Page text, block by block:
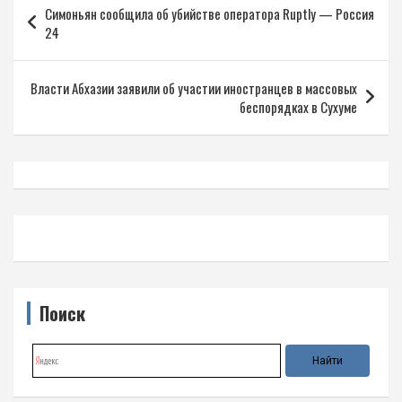
по
записям
Симоньян сообщила об убийстве оператора Ruptly — Россия
24
Власти Абхазии заявили об участии иностранцев в массовых
беспорядках в Сухуме
Поиск